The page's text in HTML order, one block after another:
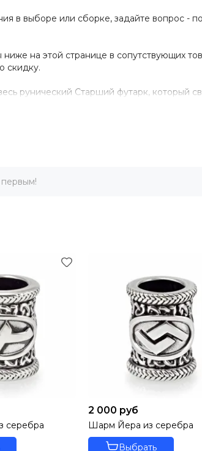
в выборе или сборке, задайте вопрос -
на этой странице в сопутствующих
скидку.
весь рунический Старший футарк,
в нашем блоге и носить ее в качестве
серебра 925 пробы и покрыт
порядке проходит процедуру
производителя и клеймо пробирной
инспекции, не удивляйтесь, это нормально
доставкой по России
и бесплатной доставкой по России.
точку России. Условия проведения
с позолотой в Москве, то интернет-
фото и подробные характеристики
Специалисты Beregy всегда
на дом или заберите заказ из
серебра
2 000 руб
Шарм Йера из серебра
Выбрать